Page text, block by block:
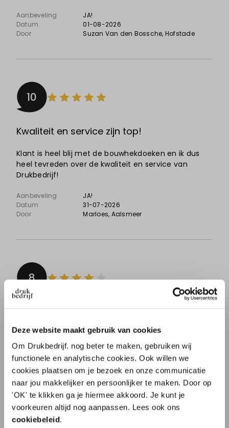
Deze website maakt gebruik van cookies
Om Drukbedrijf. nog beter te maken, gebruiken wij
functionele en analytische cookies. Ook willen we
cookies plaatsen om je bezoek en onze communicatie
naar jou makkelijker en persoonlijker te maken. Door op
'OK' te klikken ga je hiermee akkoord. Je kunt je
voorkeuren altijd nog aanpassen. Lees ook ons
cookiebeleid.
Aanbeveling
JA!
Datum
01-08-2026
Door
Suzan Van den Bossche, Hofstade
10
Kwaliteit en service zijn top!
Klant is heel blij met de bouwhekdoeken en ik dus
heel tevreden over de kwaliteit en service van
Drukbedrijf!
Aanbeveling
JA!
Datum
31-07-2026
Door
Marloes, Aalsmeer
8
Gewoon goed
Prima drukwerk. Krijgt wat je verwacht en wat je
besteld. Binnen paar dagen geleverd
Aanbeveling
JA!
Datum
30-07-2026
Door
Bram Albertus, Delft
10% korting op je
eerste order?